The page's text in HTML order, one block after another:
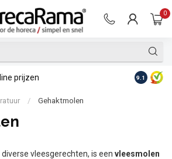
0
prijzen Op
9.1
/ Gehaktmolen
vleesgerechten, is een vleesmolen